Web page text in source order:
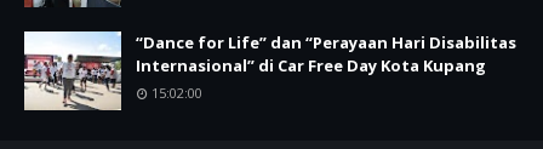
“Dance for Life” dan “Perayaan Hari Disabilitas
Internasional” di Car Free Day Kota Kupang
15:02:00